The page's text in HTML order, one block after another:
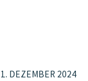
1. DEZEMBER 2024